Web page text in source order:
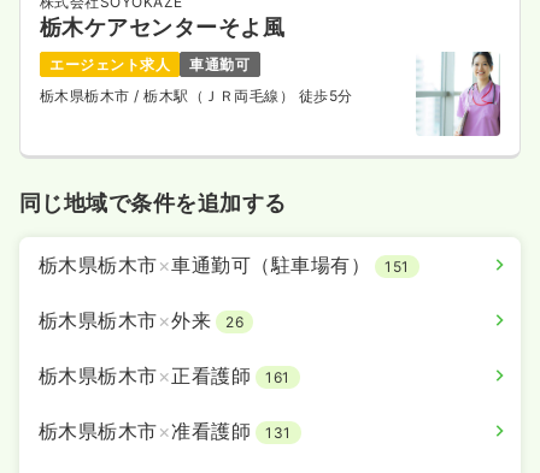
栃木ケアセンターそよ風
エージェント求人
車通勤可
栃木県栃木市 / 栃木駅（ＪＲ両毛線） 徒歩5分
同じ地域で条件を追加する
栃木県栃木市×車通勤可（駐車場有） 151
栃木県栃木市×外来 26
栃木県栃木市×正看護師 161
栃木県栃木市×准看護師 131